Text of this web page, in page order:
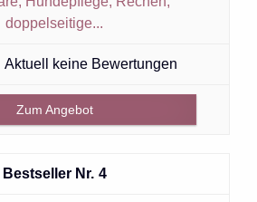
doppelseitige...
Aktuell keine Bewertungen
Zum Angebot
4